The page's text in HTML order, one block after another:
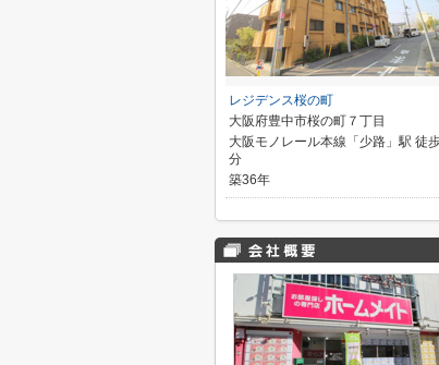
レジデンス桜の町
大阪府豊中市桜の町７丁目
大阪モノレール本線「少路」駅 徒
分
築36年